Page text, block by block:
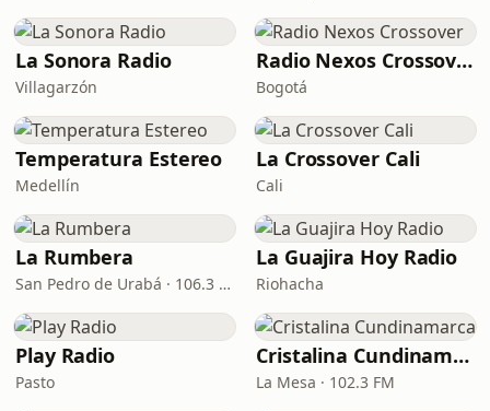
La Sonora Radio
Villagarzón
Radio Nexos Crossover
Bogotá
Temperatura Estereo
Medellín
La Crossover Cali
Cali
La Rumbera
San Pedro de Urabá · 106.3 FM
La Guajira Hoy Radio
Riohacha
Play Radio
Pasto
Cristalina Cundinamarca
La Mesa · 102.3 FM